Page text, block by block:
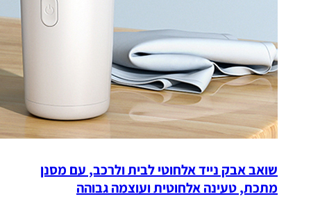
שואב אבק נייד אלחוטי לבית ולרכב, עם מסנן
מתכת, טעינה אלחוטית ועוצמה גבוהה